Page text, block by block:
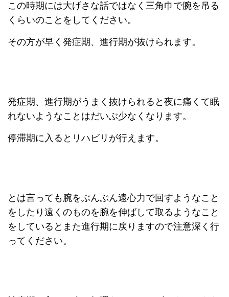
この時期には大げさな話ではなく三角巾で腕を吊る
くらいのことをしてください。
その方が早く発症期、進行期が抜けられます。
発症期、進行期がうまく抜けられると夜に痛くて眠
れないようなことはだいぶ少なくなります。
停滞期に入るとリハビリが行えます。
とは言っても腕をぶんぶん遠心力で回すようなこと
をしたり遠くのものを腕を伸ばして取るようなこと
をしているとまた進行期に戻りますので注意深く行
ってください。